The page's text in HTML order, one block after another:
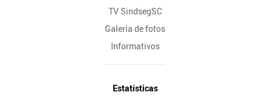
TV SindsegSC
Galeria de fotos
Informativos
Estatísticas